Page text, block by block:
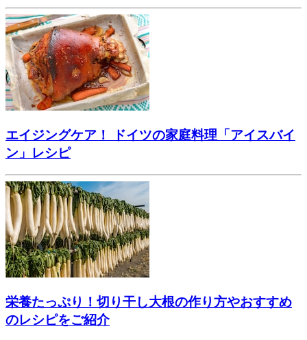
エイジングケア！ ドイツの家庭料理「アイスバイ
ン」レシピ
栄養たっぷり！切り干し大根の作り方やおすすめ
のレシピをご紹介